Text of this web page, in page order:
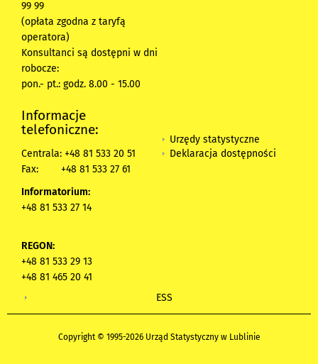
99 99
(opłata zgodna z taryfą
operatora)
Konsultanci są dostępni w dni
robocze:
pon.- pt.: godz. 8.00 - 15.00
Informacje
telefoniczne:
Centrala: +48 81 533 20 51
Fax:
+48 81 533 27 61
Informatorium:
+48 81 533 27 14
REGON:
+48 81 533 29 13
+48 81 465 20 41
Urzędy statystyczne
Deklaracja dostępności
ESS
Copyright © 1995-2026 Urząd Statystyczny w Lublinie